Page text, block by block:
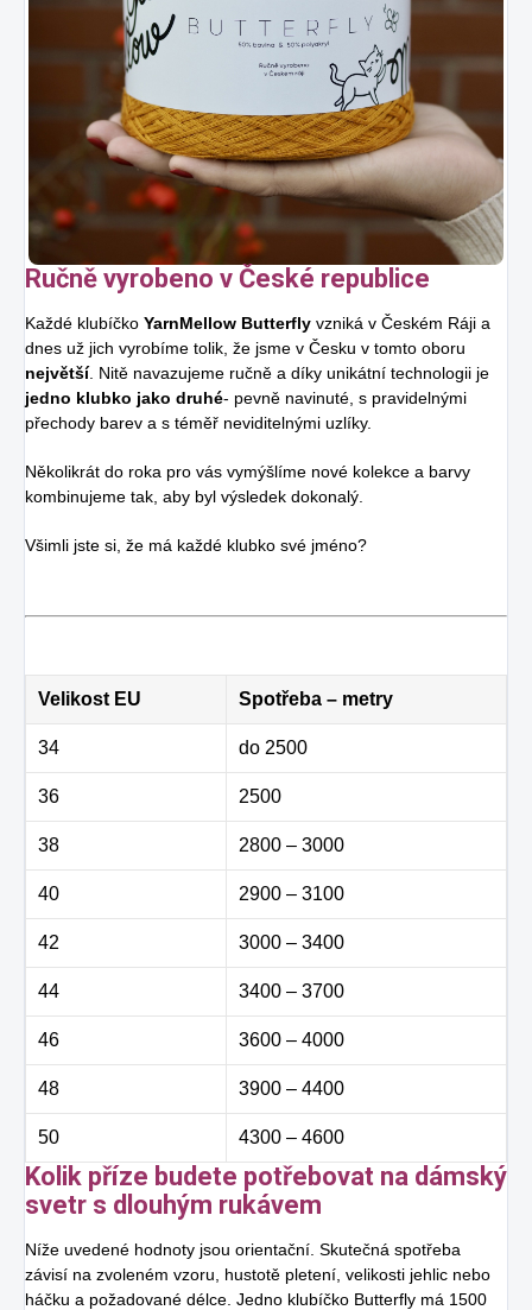
Ručně vyrobeno v České republice
Každé klubíčko YarnMellow Butterfly vzniká v Českém Ráji a
dnes už jich vyrobíme tolik, že jsme v Česku v tomto oboru
největší. Nitě navazujeme ručně a díky unikátní technologii je
jedno klubko jako druhé- pevně navinuté, s pravidelnými
přechody barev a s téměř neviditelnými uzlíky.
Několikrát do roka pro vás vymýšlíme nové kolekce a barvy
kombinujeme tak, aby byl výsledek dokonalý.
Všimli jste si, že má každé klubko své jméno?
Kolik příze budete potřebovat na dámský
svetr s dlouhým rukávem
Níže uvedené hodnoty jsou orientační. Skutečná spotřeba
závisí na zvoleném vzoru, hustotě pletení, velikosti jehlic nebo
háčku a požadované délce. Jedno klubíčko Butterfly má 1500
Velikost EU Spotřeba – metry
34 do 2500
36 2500
38 2800 – 3000
40 2900 – 3100
42 3000 – 3400
44 3400 – 3700
46 3600 – 4000
48 3900 – 4400
50 4300 – 4600